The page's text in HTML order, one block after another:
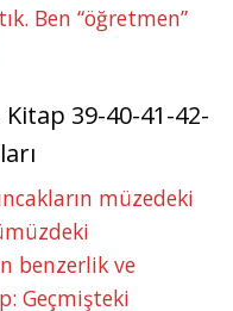
Ben “öğretmen”
Kitap 39-40-41-42-
müzedeki
benzerlik ve
Geçmişteki